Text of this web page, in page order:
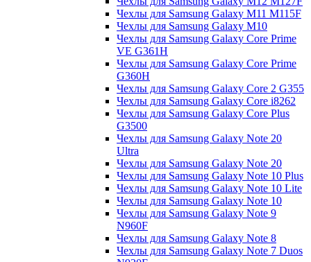
Чехлы для Samsung Galaxy M11 M115F
Чехлы для Samsung Galaxy M10
Чехлы для Samsung Galaxy Core Prime
VE G361H
Чехлы для Samsung Galaxy Core Prime
G360H
Чехлы для Samsung Galaxy Core 2 G355
Чехлы для Samsung Galaxy Core i8262
Чехлы для Samsung Galaxy Core Plus
G3500
Чехлы для Samsung Galaxy Note 20
Ultra
Чехлы для Samsung Galaxy Note 20
Чехлы для Samsung Galaxy Note 10 Plus
Чехлы для Samsung Galaxy Note 10 Lite
Чехлы для Samsung Galaxy Note 10
Чехлы для Samsung Galaxy Note 9
N960F
Чехлы для Samsung Galaxy Note 8
Чехлы для Samsung Galaxy Note 7 Duos